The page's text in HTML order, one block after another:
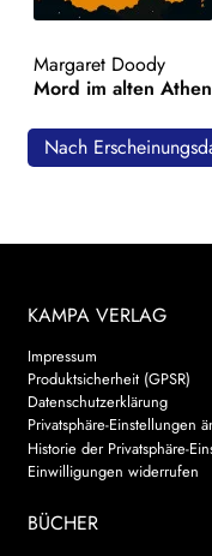
Search:
Margaret Doody
Mord im alten Athen
Nach
KAMPA VERLAG
Impressum
Produktsicherheit (GPSR)
Datenschutzerklärung
Privatsphäre-Einstellungen
Historie der Privatsphäre-
Einwilligungen widerrufen
BÜCHER